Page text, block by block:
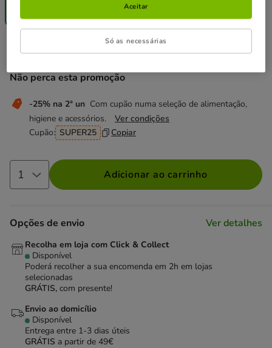
(1.70€ / kg)
Não perca esta promoção
-25% na 2ª un Com cupão numa seleção de alimentação,
higiene e acessórios.
Ver condições
Cupão: SUPER25 Copiar
Preço 8.49€, 1.70 EUR por kg
8.49€
Adicionar ao carrinho
Opções de envio Ver detalhes
Recolha em loja com Click & Collect
Disponível
Poderá recolher a sua encomenda em 2h em lojas
selecionadas
GRÁTIS, com presente!
Envio ao domicílio
Disponível
Entrega entre 1-3 dias úteis
GRÁTIS a partir de 49€
Só as necessárias
Aceitar